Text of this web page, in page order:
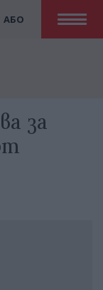
АБО
за